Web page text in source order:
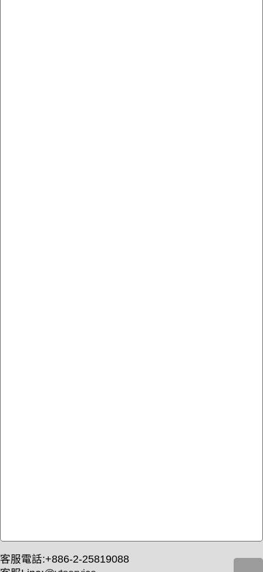
客服電話:+886-2-25819088